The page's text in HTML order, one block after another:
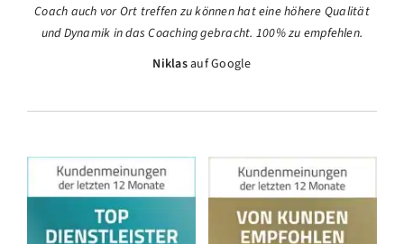
Coach auch vor Ort treffen zu können hat eine höhere Qualität
und Dynamik in das Coaching gebracht. 100% zu empfehlen.
Niklasauf Google